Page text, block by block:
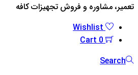
تعمیر، مشاوره و فروش تجهیزات کافه
Wishlist
0
Cart
Search